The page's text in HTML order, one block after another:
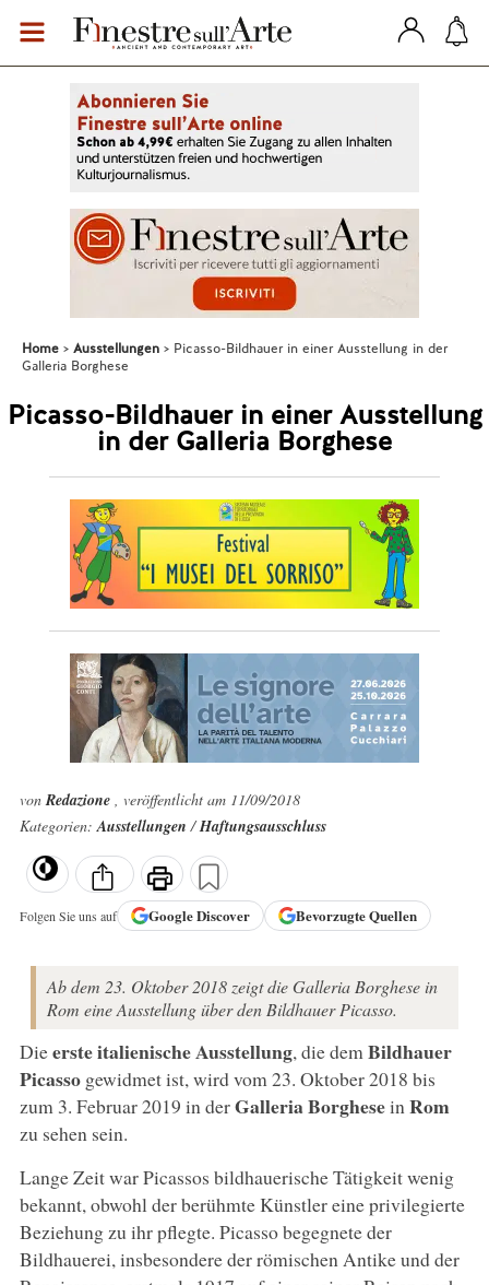
Home Ausstellungen
Picasso-Bildhauer in einer Ausstellung in der
Galleria Borghese
Picasso-Bildhauer in einer Ausstellung
in der Galleria Borghese
vonRedazione , veröffentlicht am 11/09/2018
Kategorien:Ausstellungen/Haftungsausschluss
Folgen Sie uns auf GoogleDiscover Bevorzugte Quellen
Ab dem 23. Oktober 2018 zeigt die Galleria Borghese in
Rom eine Ausstellung über den Bildhauer Picasso.
Dieerste italienische Ausstellung, die dem Bildhauer
Picassogewidmet ist, wird vom 23. Oktober 2018 bis
zum 3. Februar 2019 in derGalleria Borghesein Rom
zu sehen sein.
Lange Zeit war Picassos bildhauerische Tätigkeit wenig
bekannt, obwohl der berühmte Künstler eine privilegierte
Beziehung zu ihr pflegte. Picasso begegnete der
Bildhauerei, insbesondere der römischen Antike und der